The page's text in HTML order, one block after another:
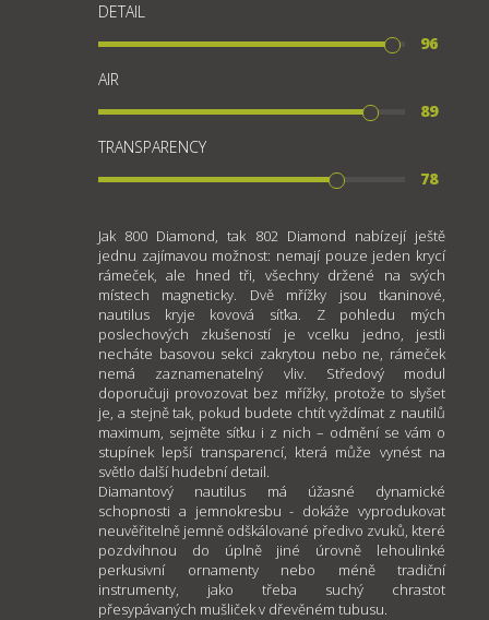
DETAIL
96
AIR
89
TRANSPARENCY
78
Jak 800 Diamond, tak 802 Diamond nabízejí ještě
jednu zajímavou možnost: nemají pouze jeden krycí
rámeček, ale hned tři, všechny držené na svých
místech magneticky. Dvě mřížky jsou tkaninové,
nautilus kryje kovová síťka. Z pohledu mých
poslechových zkušeností je vcelku jedno, jestli
necháte basovou sekci zakrytou nebo ne, rámeček
nemá zaznamenatelný vliv. Středový modul
doporučuji provozovat bez mřížky, protože to slyšet
je, a stejně tak, pokud budete chtít vyždímat z nautilů
maximum, sejměte síťku i z nich – odmění se vám o
stupínek lepší transparencí, která může vynést na
světlo další hudební detail.
Diamantový nautilus má úžasné dynamické
schopnosti a jemnokresbu - dokáže vyprodukovat
neuvěřitelně jemně odškálované předivo zvuků, které
pozdvihnou do úplně jiné úrovně lehoulinké
perkusivní ornamenty nebo méně tradiční
instrumenty, jako třeba suchý chrastot
přesypávaných mušliček v dřevěném tubusu.